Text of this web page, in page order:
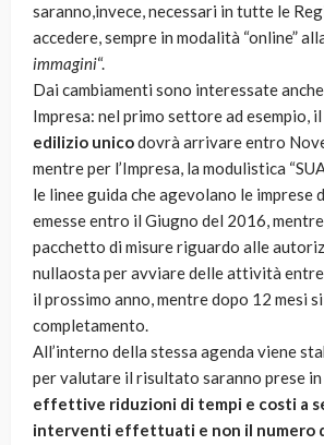
saranno,invece, necessari in tutte le
accedere, sempre in modalità “online”
immagini“.
Dai cambiamenti sono interessate
Impresa: nel primo settore ad esempio, il
edilizio unicodovrà arrivare entro
mentre per l’Impresa, la modulistica
le linee guida che agevolano le imprese
emesse entro il Giugno del 2016,
pacchetto di misure riguardo alle
nullaosta per avviare delle attività
il prossimo anno, mentre dopo 12 mesi
completamento.
All’interno della stessa agenda viene
per valutare il risultato saranno prese
effettive riduzioni di tempi e costi a
interventi effettuati e non il numero